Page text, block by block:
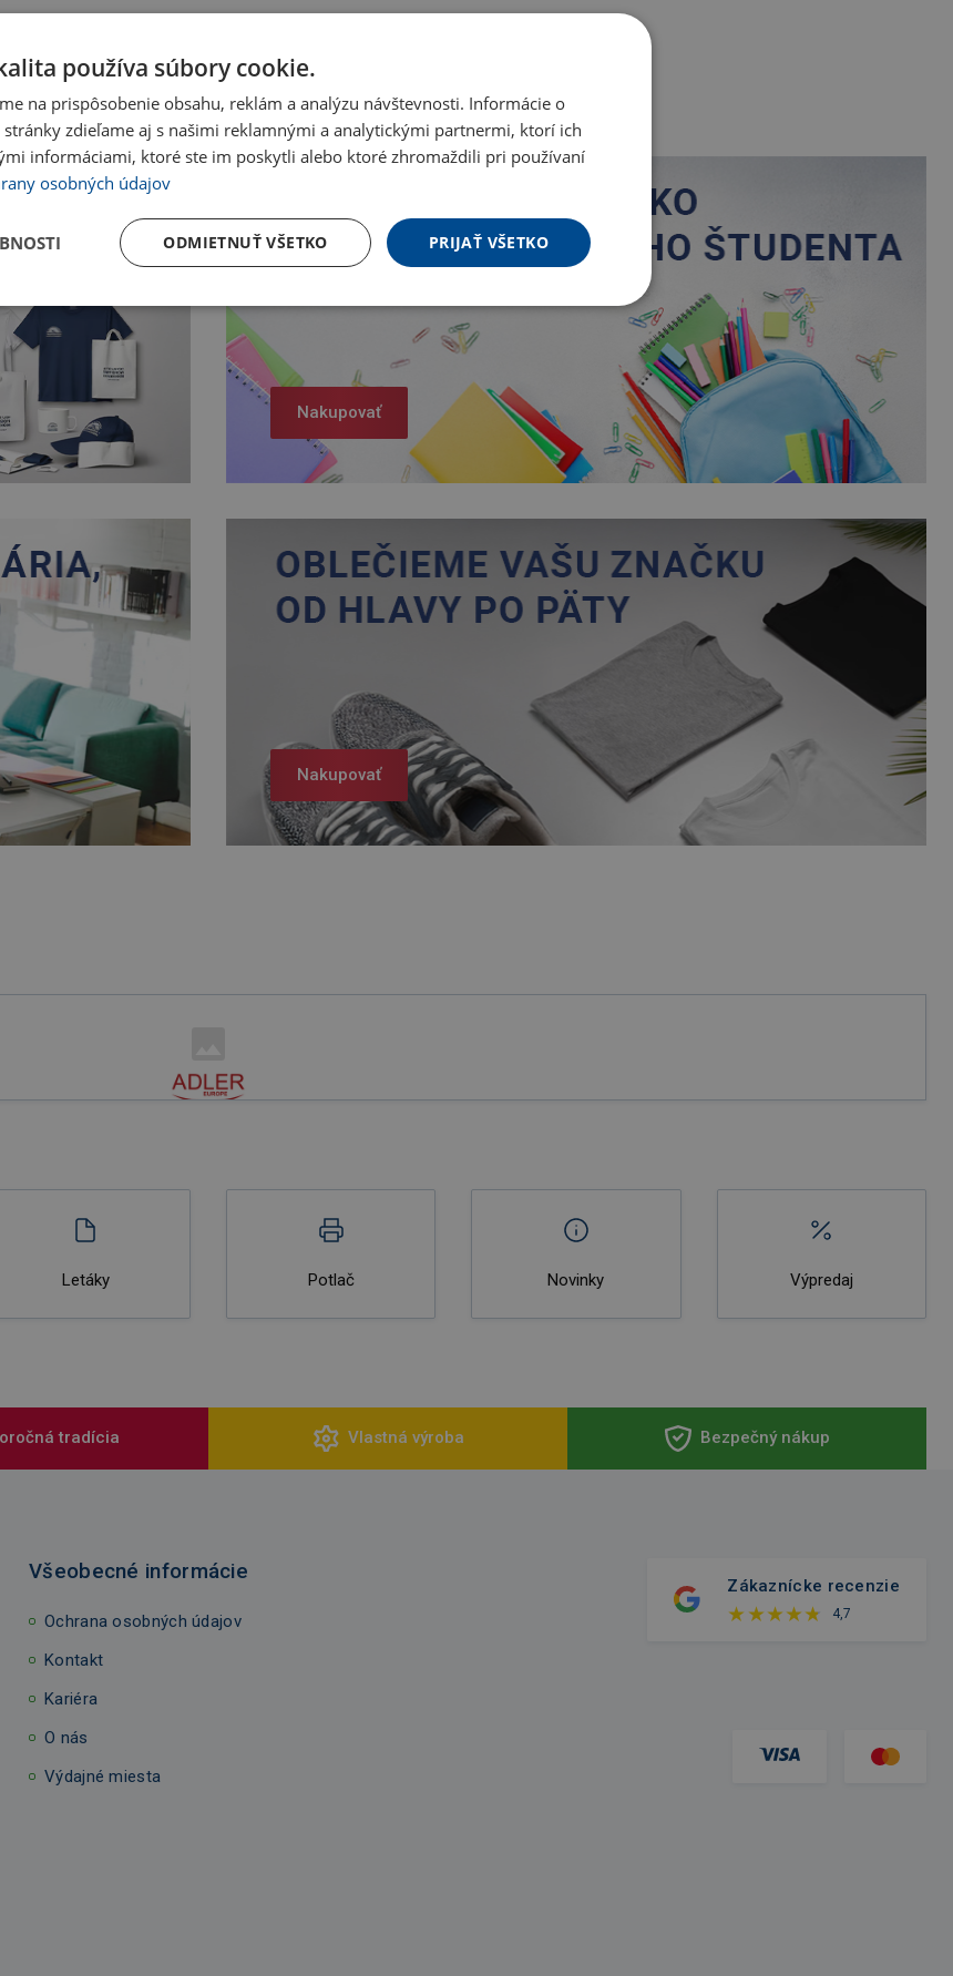
Nakupovať
Nakupovať
Letáky Potlač Novinky Výpredaj
tradícia Vlastná výroba Bezpečný nákup
Všeobecné informácie
Ochrana osobných údajov
Kontakt
Kariéra
O nás
Výdajné miesta
Zákaznícke recenzie
4,7
používa súbory cookie.
na prispôsobenie obsahu, reklám a analýzu návštevnosti. Informácie o
zdieľame aj s našimi reklamnými a analytickými partnermi, ktorí ich
informáciami, ktoré ste im poskytli alebo ktoré zhromaždili pri používaní
osobných údajov
PRIJAŤ VŠETKO
ODMIETNUŤ VŠETKO